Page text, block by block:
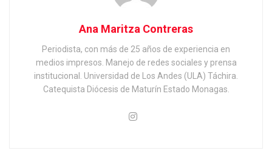
Ana Maritza Contreras
Periodista, con más de 25 años de experiencia en
medios impresos. Manejo de redes sociales y prensa
institucional. Universidad de Los Andes (ULA) Táchira.
Catequista Diócesis de Maturín Estado Monagas.